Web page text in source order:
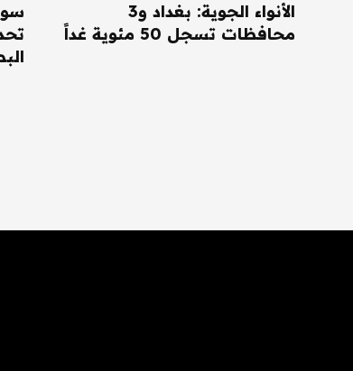
الأنواء الجوية: بغداد و3
محافظات تسجل 50 مئوية غداً